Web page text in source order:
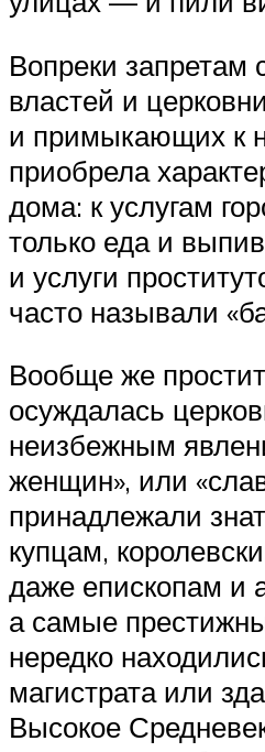
Вопреки запретам
властей и
и примыкающих к
приобрела
дома: к услугам
только еда и
и услуги
часто называли
Вообще же
осуждалась
неизбежным
женщин», или
принадлежали
купцам,
даже епископам и
а самые
нередко
магистрата или
Высокое